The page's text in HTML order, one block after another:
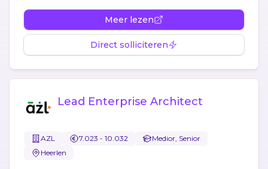
Meer lezen
Direct solliciteren
Lead Enterprise Architect
AZL 7.023 - 10.032
Medior, Senior
Heerlen